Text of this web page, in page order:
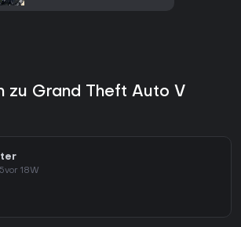
zu Grand Theft Auto V
vor 18W